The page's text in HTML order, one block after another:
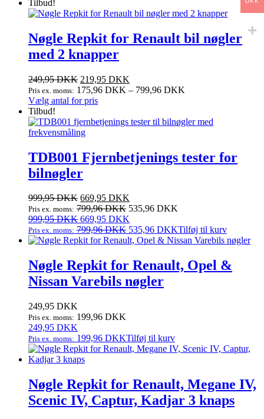
var:
er:
Tilbud!
Nøgle Repkit for Renault bil nøgler
med 2 knapper
249,95DKK 219,95 DKK
Pris ex. moms: 175,96 DKK – 799,96 DKK
Vælg antal for prisDette
har
Mulighederne
kan
varesiden
Tilbud!
TDB001 Fjernbetjenings tester for
bilnøgler
999,95DKK Den
oprindelige
pris
var:
999,95 DKK.
669,95 DKK
aktuelle
er:
669,95 DKK.
Pris ex. moms: 799,96DKK 535,96 DKK
999,95DKK Den
oprindelige
pris
999,95 DKK.
669,95 DKK
aktuelle
pris
669,95 DKK.
Pris ex. moms: 799,96DKK 535,96 DKKTilføj til kurv
Nøgle Repkit for Renault, Opel &
Nissan Varebils nøgler
249,95 DKK
Pris ex. moms: 199,96 DKK
249,95 DKK
Pris ex. moms: 199,96 DKKTilføj til kurv
Nøgle Repkit for Renault, Megane IV,
Scenic IV, Captur, Kadjar 3 knaps